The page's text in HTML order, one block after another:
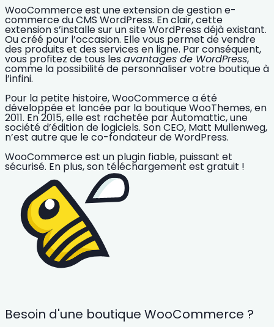
WooCommerce est uneextension de gestion e-
commercedu CMS WordPress. En clair, cette
extension s’installe sur un siteWordPress déjà existant.
Ou créé pour l’occasion. Elle vous permet de vendre
des produits et des services en ligne. Par conséquent,
vous profitez de tous les avantages de WordPress,
comme la possibilité de personnaliser votre boutique à
l’infini.
Pour la petite histoire,WooCommercea été
développée et lancée par la boutique WooThemes, en
2011. En 2015, elle est rachetée par Automattic, une
société d’édition de logiciels. Son CEO, Matt Mullenweg,
n’est autre que le co-fondateur de WordPress.
WooCommerce est un plugin fiable, puissant et
sécurisé. En plus, son téléchargement est gratuit !
Besoin d'une boutique WooCommerce ?